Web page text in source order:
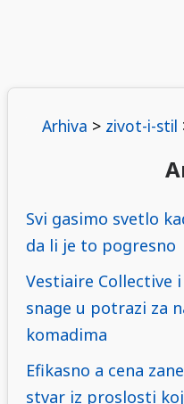
Arhiva > zivot-i-stil
Svi gasimo svetlo
da li je to pogresno
Vestiaire Collective
snage u potrazi za
komadima
Efikasno a cena
stvar iz proslosti